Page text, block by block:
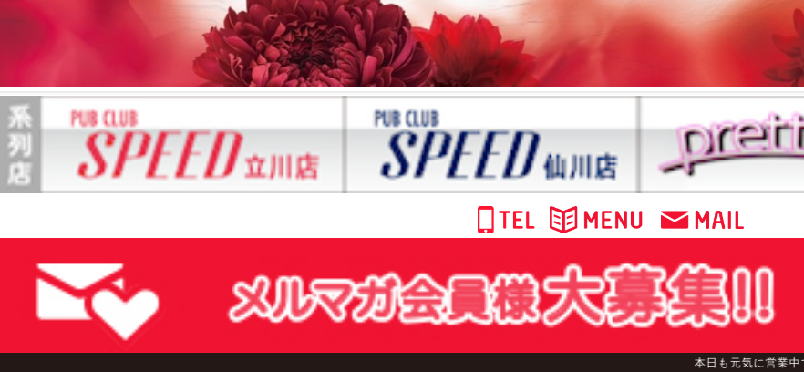
本日も元気に営業中です✨✨